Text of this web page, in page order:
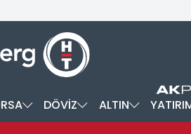
DÖVİZ ALTIN